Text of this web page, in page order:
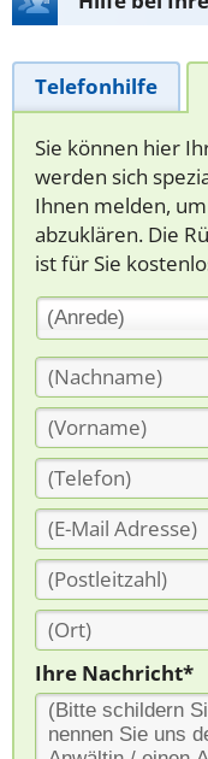
Telefonhilfe
Sie können hier
werden sich
Ihnen melden,
abzuklären. Die
ist für Sie
(Anrede)
Ihre Nachricht*